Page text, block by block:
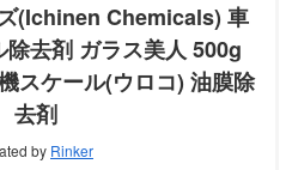
(Ichinen Chemicals) 車
去剤 ガラス美人 500g
スケール(ウロコ) 油膜除
去剤
by Rinker